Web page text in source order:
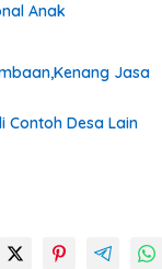
Anak
Jasa
Contoh Desa Lain